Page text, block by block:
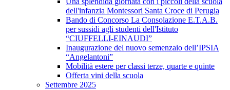
dell'infanzia Montessori Santa Croce di Perugia
Bando di Concorso La Consolazione E.T.A.B.
per sussidi agli studenti dell'Istituto
“CIUFFELLI-EINAUDI”
Inaugurazione del nuovo semenzaio dell’IPSIA
“Angelantoni”
Mobilità estere per classi terze, quarte e quinte
Offerta vini della scuola
Settembre 2025